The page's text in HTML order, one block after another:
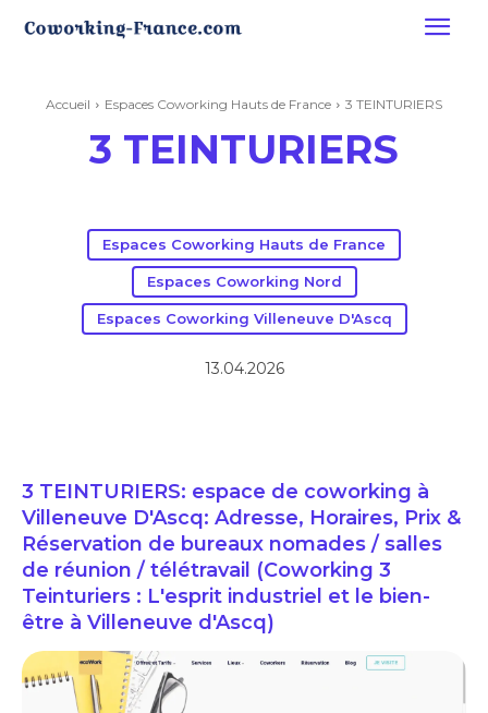
Accueil Espaces Coworking Hauts de France 3 TEINTURIERS
3 TEINTURIERS
Espaces Coworking Hauts de France
Espaces Coworking Nord
Espaces Coworking Villeneuve D'Ascq
13.04.2026
3 TEINTURIERS: espace de coworking à
Villeneuve D'Ascq: Adresse, Horaires, Prix &
Réservation de bureaux nomades / salles
de réunion / télétravail (Coworking 3
Teinturiers : L'esprit industriel et le bien-
être à Villeneuve d'Ascq)